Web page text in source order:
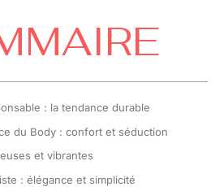
: la tendance durable
du Body : confort et séduction
et vibrantes
: élégance et simplicité